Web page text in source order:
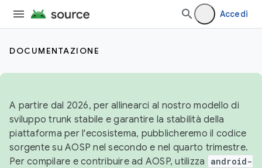
Accedi
DOCUMENTAZIONE
A partire dal 2026, per allinearci al nostro modello di
sviluppo trunk stabile e garantire la stabilità della
piattaforma per l'ecosistema, pubblicheremo il codice
sorgente su AOSP nel secondo e nel quarto trimestre.
Per compilare e contribuire ad AOSP, utilizza
android-